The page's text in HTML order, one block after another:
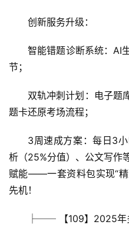
创新服务升级：
智能错题诊断系统：AI
节；
双轨冲刺计划：电子题
题卡还原考场流程；
3周速成方案：每日3
析（25%分值）、公文写作
赋能——一套资料包实现“
先机！
├── 【109】2025年